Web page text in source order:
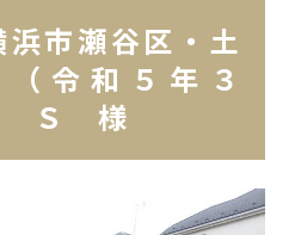
浜市瀬谷区・土
令和５年３
Ｓ 様